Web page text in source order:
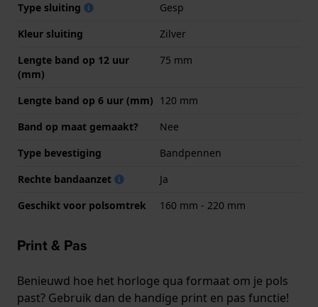
Type sluiting
Gesp
Kleur sluiting
Zilver
Lengte band op 12 uur
(mm)
75 mm
Lengte band op 6 uur (mm) 120 mm
Band op maat gemaakt?
Nee
Type bevestiging
Bandpennen
Rechte bandaanzet
Ja
Geschikt voor polsomtrek
160 mm - 220 mm
Print & Pas
Benieuwd hoe het horloge qua formaat om je pols
past? Gebruik dan de handige print en pas functie!